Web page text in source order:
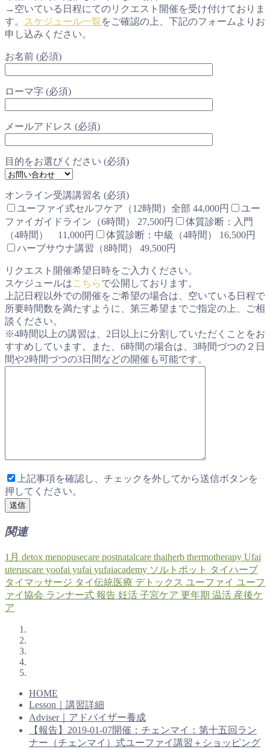
→空いている日程にてのリクエスト開催を受け付けておりま
す。 スケジュール一覧をご確認の上、下記のフォームよりお
申し込みください。
お名前 (必須)
ローマ字 (必須)
メールアドレス (必須)
目的をお選びください (必須)
オンライン受講講習名 (必須)
ユーファイ式セルフケア（12時間）全部 44,000円
ユー
ファイガイドライン（6時間） 27,500円
体質診断：入門
（4時間） 11,000円
体質診断：中級（4時間） 16,500円
ハーブサウナ講習（8時間） 49,500円
リクエスト開催希望日時をご入力ください。
スケジュールはこちらで公開しております。
上記日程以外での開催をご希望の場合は、空いている日程で
所要時間数を満たすように、第三希望までご指定の上、ご相
談ください。
※4時間以上の講習は、2日以上に分割していただくことをお
すすめしています。また、6時間の場合は、3時間づつの２日
間や2時間づつの3日間などの開催も可能です。
上記事項を確認し、チェックを外してから送信ボタンを
押してください。
関連
1月 detox menopusecare postnatalcare thaiherb thermotherapy Ufai
uteruscare yoofai yufai yufaiacademy ソルトポット タイハーブ
タイマッサージ タイ伝統医療 デトックス ユーファイ ユーフ
ァイ協会 ランナー式 報告 妊活 子宮ケア 更年期 温活 産後ケ
ア
HOME
Lesson｜講習詳細
Adviser｜アドバイザー養成
【報告】2019-01-07開催：チェンマイ：第十五回ラン
ナー（チェンマイ）式ユーファイ講習＋ショッピング